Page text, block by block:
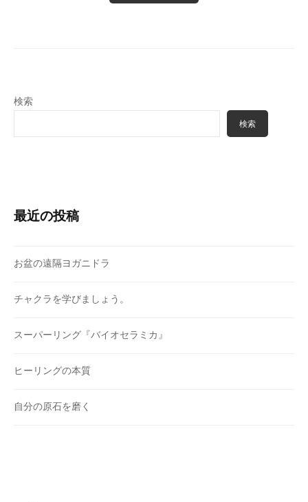
検索
検索
最近の投稿
お盆の遠隔ヨガニドラ
チャクラを学びましょう。
スーパーリング『バイオセラミカ』
ヒーリングの本質
自分の原石を磨く